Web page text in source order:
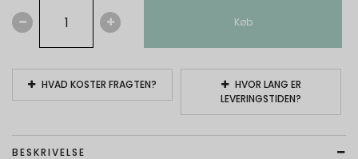
Køb
HVAD KOSTER FRAGTEN?
HVOR LANG ER
LEVERINGSTIDEN?
BESKRIVELSE